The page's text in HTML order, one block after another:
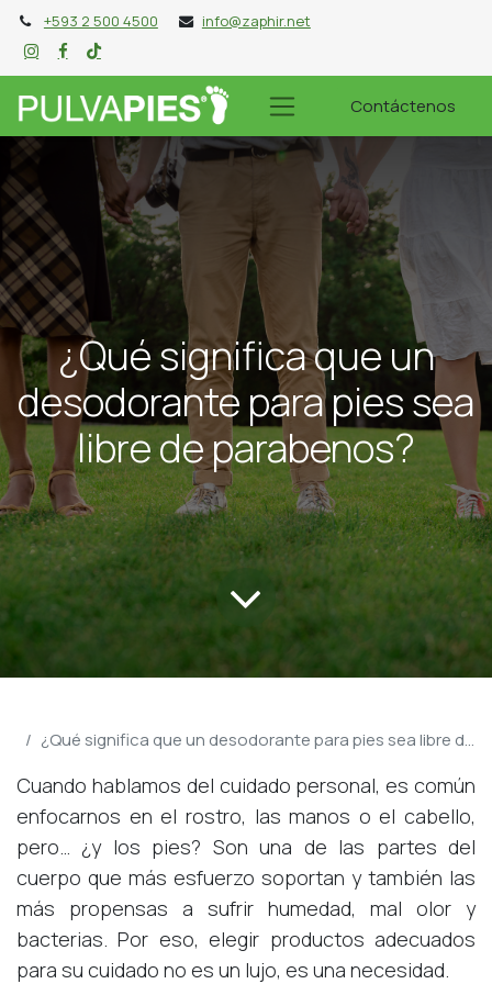
+593 2 500 4500 info@zaphir.net
Contáctenos
¿Qué significa que un
desodorante para pies sea
libre de parabenos?
¿Qué significa que un desodorante para pies sea libre de parabenos?
Cuando hablamos del cuidado personal, es común
enfocarnos en el rostro, las manos o el cabello,
pero… ¿y los pies? Son una de las partes del
cuerpo que más esfuerzo soportan y también las
más propensas a sufrir humedad, mal olor y
bacterias. Por eso, elegir productos adecuados
para su cuidado no es un lujo, es una necesidad.